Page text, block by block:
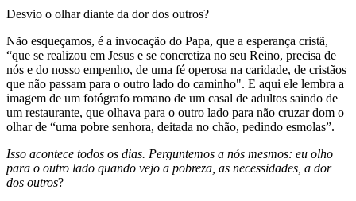
Desvio o olhar diante da dor dos outros?
Não esqueçamos, é a invocação do Papa, que a esperança cristã,
“que se realizou em Jesus e se concretiza no seu Reino, precisa de
nós e do nosso empenho, de uma fé operosa na caridade, de cristãos
que não passam para o outro lado do caminho". E aqui ele lembra a
imagem de um fotógrafo romano de um casal de adultos saindo de
um restaurante, que olhava para o outro lado para não cruzar dom o
olhar de “uma pobre senhora, deitada no chão, pedindo esmolas”.
Isso acontece todos os dias. Perguntemos a nós mesmos: eu olho
para o outro lado quando vejo a pobreza, as necessidades, a dor
dos outros?